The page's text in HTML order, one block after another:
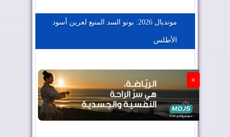
الجزائر تستسلم لفرنسا
مونديال 2026: بونو السد المنيع لعرين أسود
الأطلس
×